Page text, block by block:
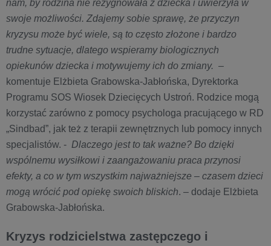
nam, by rodzina nie rezygnowała z dziecka i uwierzyła w
swoje możliwości. Zdajemy sobie sprawę, że przyczyn
kryzysu może być wiele, są to często złożone i bardzo
trudne sytuacje, dlatego wspieramy biologicznych
opiekunów dziecka i motywujemy ich do zmiany. –
komentuje Elżbieta Grabowska-Jabłońska, Dyrektorka
Programu SOS Wiosek Dziecięcych Ustroń. Rodzice mogą
korzystać zarówno z pomocy psychologa pracującego w RD
„Sindbad”, jak też z terapii zewnętrznych lub pomocy innych
specjalistów. - Dlaczego jest to tak ważne? Bo dzięki
wspólnemu wysiłkowi i zaangażowaniu praca przynosi
efekty, a co w tym wszystkim najważniejsze – czasem dzieci
mogą wrócić pod opiekę swoich bliskich. – dodaje Elżbieta
Grabowska-Jabłońska.
Kryzys rodzicielstwa zastępczego i